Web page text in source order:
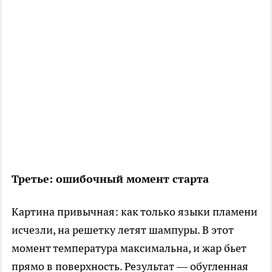
Третье: ошибочный момент старта
Картина привычная: как только языки пламени
исчезли, на решетку летят шампуры. В этот
момент температура максимальна, и жар бьет
прямо в поверхность. Результат — обугленная